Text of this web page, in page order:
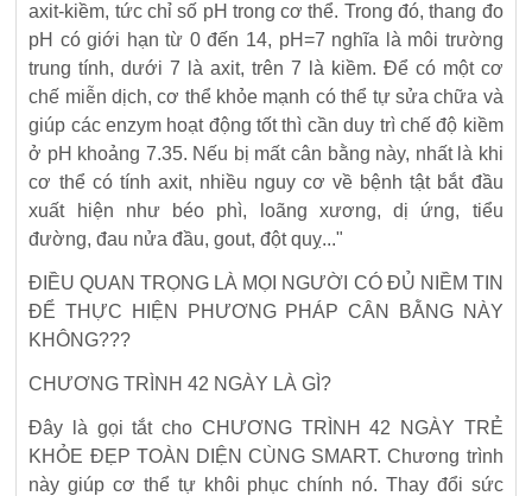
axit-kiềm, tức chỉ số pH trong cơ thể. Trong đó, thang đo
pH có giới hạn từ 0 đến 14, pH=7 nghĩa là môi trường
trung tính, dưới 7 là axit, trên 7 là kiềm. Để có một cơ
chế miễn dịch, cơ thể khỏe mạnh có thể tự sửa chữa và
giúp các enzym hoạt động tốt thì cần duy trì chế độ kiềm
ở pH khoảng 7.35. Nếu bị mất cân bằng này, nhất là khi
cơ thể có tính axit, nhiều nguy cơ về bệnh tật bắt đầu
xuất hiện như béo phì, loãng xương, dị ứng, tiểu
đường, đau nửa đầu, gout, đột quỵ..."
ĐIỀU QUAN TRỌNG LÀ MỌI NGƯỜI CÓ ĐỦ NIỀM TIN
ĐỂ THỰC HIỆN PHƯƠNG PHÁP CÂN BẰNG NÀY
KHÔNG???
CHƯƠNG TRÌNH 42 NGÀY LÀ GÌ?
Đây là gọi tắt cho CHƯƠNG TRÌNH 42 NGÀY TRẺ
KHỎE ĐẸP TOÀN DIỆN CÙNG SMART. Chương trình
này giúp cơ thể tự khôi phục chính nó. Thay đổi sức